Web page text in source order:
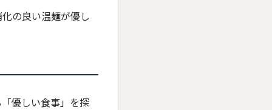
の良い温麺が優し
優しい食事」を探